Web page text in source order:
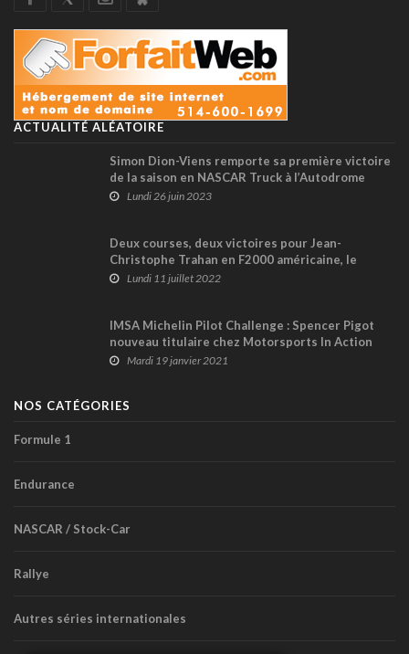
ACTUALITÉ ALÉATOIRE
Simon Dion-Viens remporte sa première victoire
de la saison en NASCAR Truck à l’Autodrome
Chaudière
Lundi 26 juin 2023
Deux courses, deux victoires pour Jean-
Christophe Trahan en F2000 américaine, le
week-end dernier en Illinois
Lundi 11 juillet 2022
IMSA Michelin Pilot Challenge : Spencer Pigot
nouveau titulaire chez Motorsports In Action
Mardi 19 janvier 2021
NOS CATÉGORIES
Formule 1
Endurance
NASCAR / Stock-Car
Rallye
Autres séries internationales